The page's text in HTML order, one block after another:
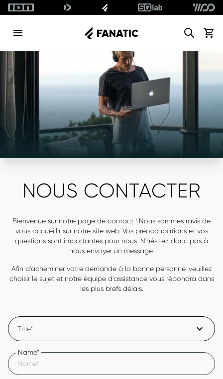
Search
Voir
NOUS CONTACTER
Bienvenue sur notre page de contact ! Nous sommes ravis de
vous accueillir sur notre site web. Vos préoccupations et vos
questions sont importantes pour nous. N'hésitez donc pas à
nous envoyer un message.
Afin d'acheminer votre demande à la bonne personne, veuillez
choisir le sujet et notre équipe d'assistance vous répondra dans
les plus brefs délais.
Title*
Name*